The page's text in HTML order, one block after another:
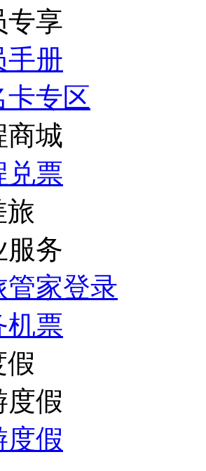
专享
手册
卡专区
商城
兑票
旅
服务
管家登录
机票
假
度假
度假